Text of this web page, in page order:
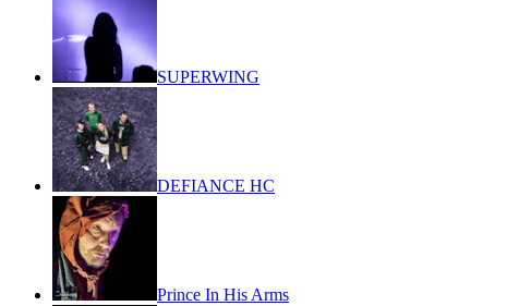
SUPERWING
DEFIANCE HC
Prince In His Arms